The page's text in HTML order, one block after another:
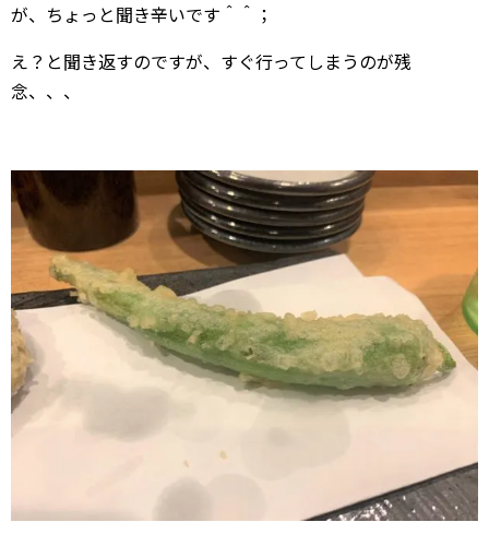
が、ちょっと聞き辛いです＾＾；
え？と聞き返すのですが、すぐ行ってしまうのが残
念、、、